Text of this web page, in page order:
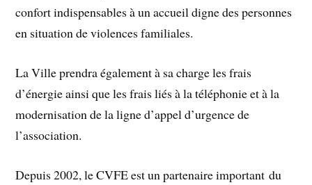
confort indispensables à un accueil digne des personnes
en situation de violences familiales.
La Ville prendra également à sa charge les frais
d’énergie ainsi que les frais liés à la téléphonie et à la
modernisation de la ligne d’appel d’urgence de
l’association.
Depuis 2002, le CVFE est un partenaire important du